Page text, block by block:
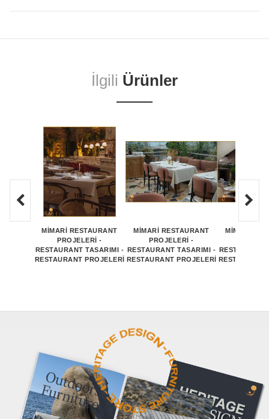
İlgili Ürünler
MİMARİ RESTAURANT
PROJELERİ -
RESTAURANT TASARIMI -
RESTAURANT PROJELERİ
MİMARİ RESTAURANT
PROJELERİ -
RESTAURANT TASARIMI -
RESTAURANT PROJELERİ
MİMARİ
RESTAURANT